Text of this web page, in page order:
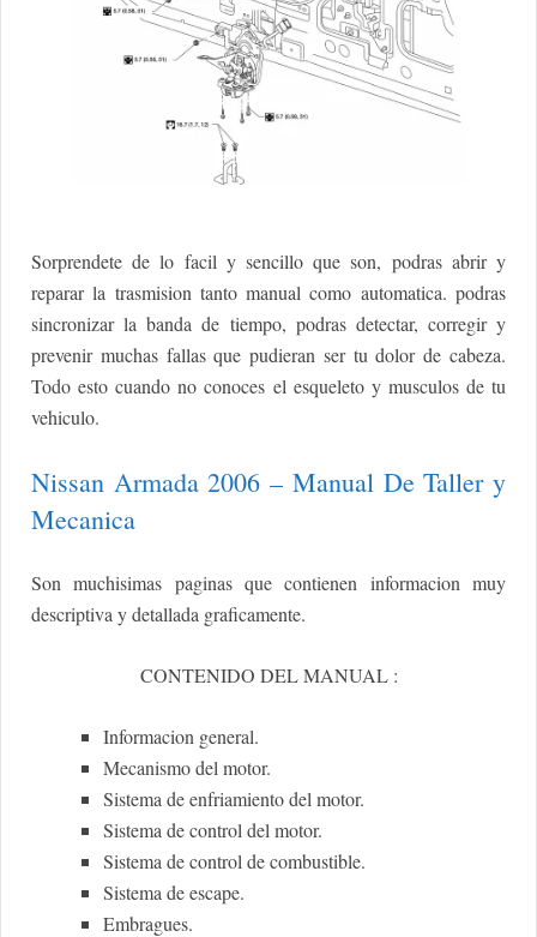
Sorprendete de lo facil y sencillo que son, podras abrir y
reparar la trasmision tanto manual como automatica. podras
sincronizar la banda de tiempo, podras detectar, corregir y
prevenir muchas fallas que pudieran ser tu dolor de cabeza.
Todo esto cuando no conoces el esqueleto y musculos de tu
vehiculo.
Nissan Armada 2006 – Manual De Taller y
Mecanica
Son muchisimas paginas que contienen informacion muy
descriptiva y detallada graficamente.
CONTENIDO DEL MANUAL :
Informacion general.
Mecanismo del motor.
Sistema de enfriamiento del motor.
Sistema de control del motor.
Sistema de control de combustible.
Sistema de escape.
Embragues.